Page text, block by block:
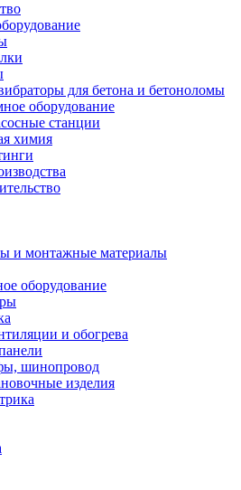
для бетона и бетоноломы
оборудование
станции
химия
и монтажные материалы
оборудование
и обогрева
шинопровод
изделия